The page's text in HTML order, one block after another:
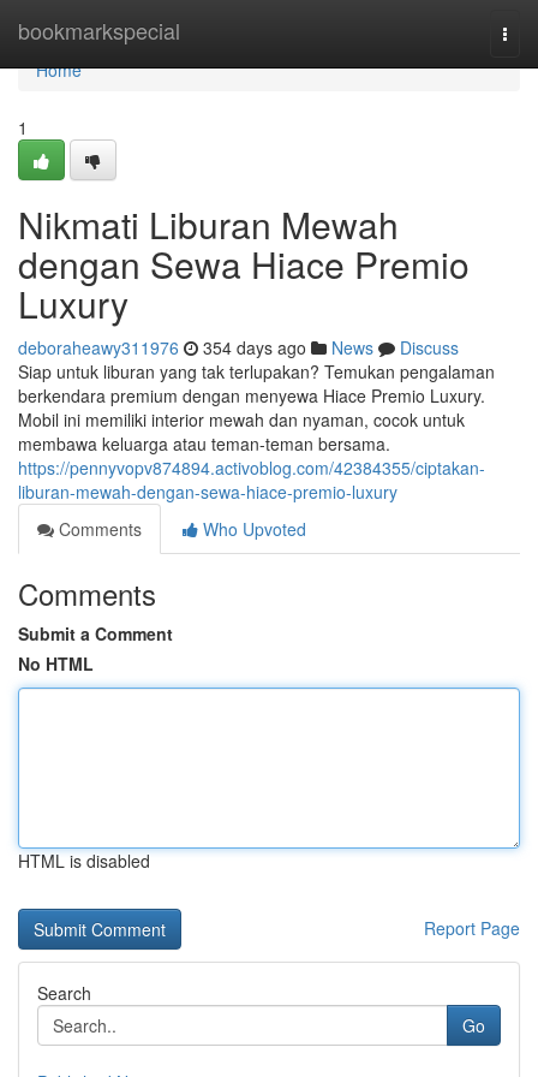
bookmarkspecial
Home
Home
1
Nikmati Liburan Mewah
dengan Sewa Hiace Premio
Luxury
deboraheawy311976 354 days ago News
Discuss
Siap untuk liburan yang tak terlupakan? Temukan pengalaman
berkendara premium dengan menyewa Hiace Premio Luxury.
Mobil ini memiliki interior mewah dan nyaman, cocok untuk
membawa keluarga atau teman-teman bersama.
https://pennyvopv874894.activoblog.com/42384355/ciptakan-
liburan-mewah-dengan-sewa-hiace-premio-luxury
Comments
Who Upvoted
Comments
Submit a Comment
No HTML
HTML is disabled
Report Page
Search
Go